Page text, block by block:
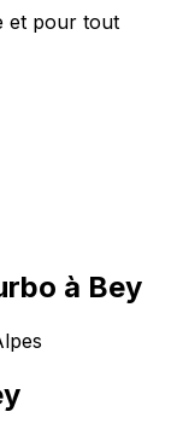
et pour tout
à Bey